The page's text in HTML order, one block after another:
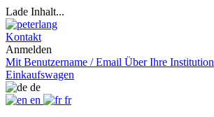
Lade Inhalt...
Kontakt
Anmelden
Mit Benutzername / Email Über Ihre Institution
Einkaufswagen
de
en
fr